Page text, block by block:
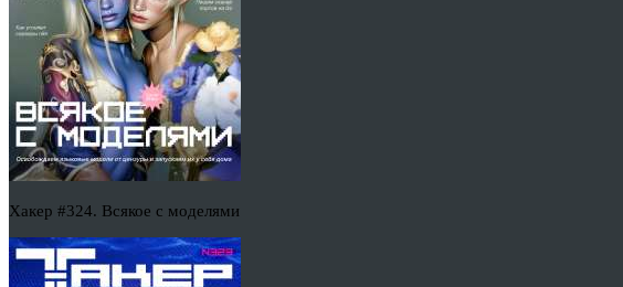
Хакер #324. Всякое с моделями